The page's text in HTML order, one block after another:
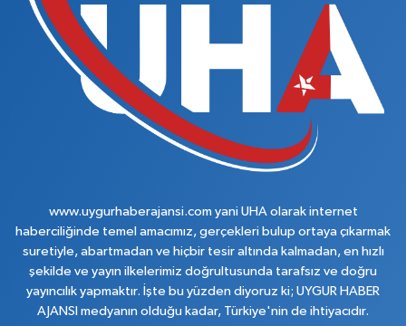
www.uygurhaberajansi.com yani UHA olarak internet
haberciliğinde temel amacımız, gerçekleri bulup ortaya çıkarmak
suretiyle, abartmadan ve hiçbir tesir altında kalmadan, en hızlı
şekilde ve yayın ilkelerimiz doğrultusunda tarafsız ve doğru
yayıncılık yapmaktır. İşte bu yüzden diyoruz ki; UYGUR HABER
AJANSI medyanın olduğu kadar, Türkiye'nin de ihtiyacıdır.